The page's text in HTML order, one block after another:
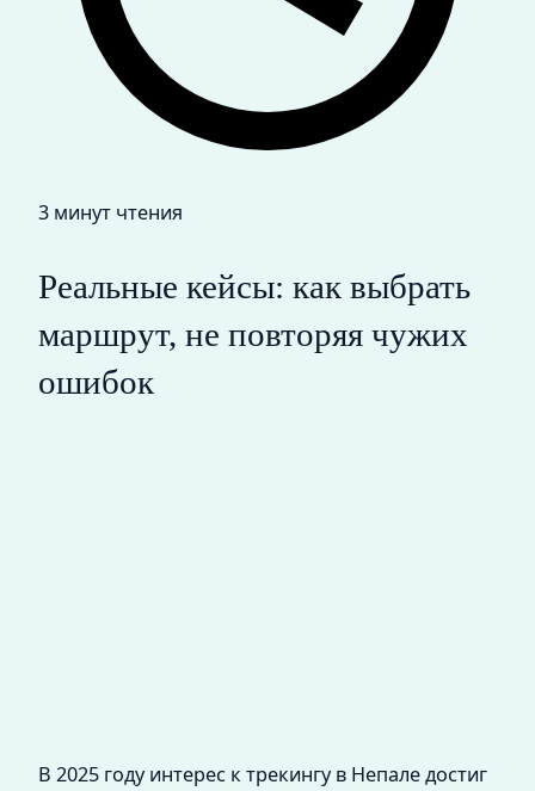
3 минут чтения
Реальные кейсы: как выбрать
маршрут, не повторяя чужих
ошибок
В 2025 году интерес к трекингу в Непале достиг